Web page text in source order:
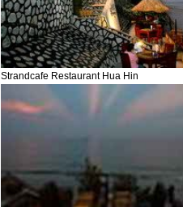
Strandcafe Restaurant Hua Hin